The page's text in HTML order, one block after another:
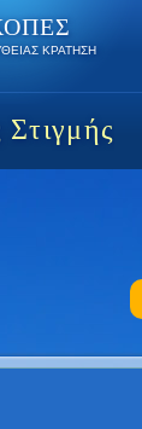
ΚΡΑΤΗΣΗ